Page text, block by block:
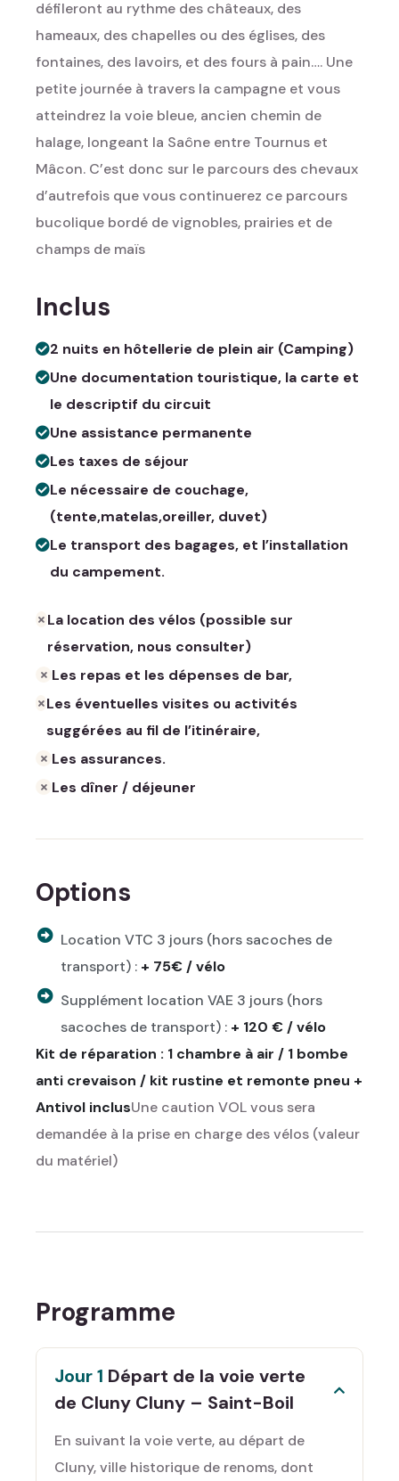
défileront au rythme des châteaux, des
hameaux, des chapelles ou des églises, des
fontaines, des lavoirs, et des fours à pain…. Une
petite journée à travers la campagne et vous
atteindrez la voie bleue, ancien chemin de
halage, longeant la Saône entre Tournus et
Mâcon. C’est donc sur le parcours des chevaux
d’autrefois que vous continuerez ce parcours
bucolique bordé de vignobles, prairies et de
champs de maïs
Inclus
2 nuits en hôtellerie de plein air (Camping)
Une documentation touristique, la carte et
le descriptif du circuit
Une assistance permanente
Les taxes de séjour
Le nécessaire de couchage,
(tente,matelas,oreiller, duvet)
Le transport des bagages, et l’installation
du campement.
La location des vélos (possible sur
réservation, nous consulter)
Les repas et les dépenses de bar,
Les éventuelles visites ou activités
suggérées au fil de l’itinéraire,
Les assurances.
Les dîner / déjeuner
Options
Location VTC 3 jours (hors sacoches de
transport) : + 75€ / vélo
Supplément location VAE 3 jours (hors
sacoches de transport) : + 120 € / vélo
Kit de réparation : 1 chambre à air / 1 bombe
anti crevaison / kit rustine et remonte pneu +
Antivol inclusUne caution VOL vous sera
demandée à la prise en charge des vélos (valeur
du matériel)
Programme
Jour 1 Départ de la voie verte
de Cluny Cluny – Saint-Boil
En suivant la voie verte, au départ de
Cluny, ville historique de renoms, dont